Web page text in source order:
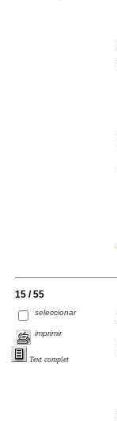
15 / 55
seleccionar
imprimir
Text complet